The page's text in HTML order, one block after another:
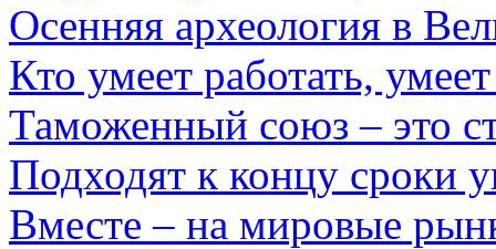
Осенняя археология в
Кто умеет работать,
Таможенный союз – это
Подходят к концу сроки
Вместе – на мировые